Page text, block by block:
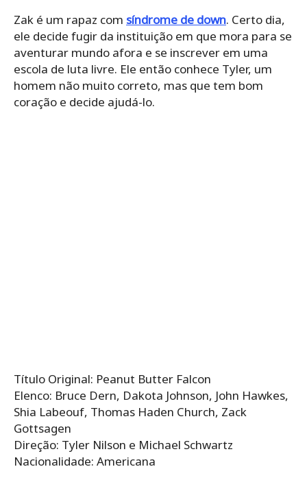
Zak é um rapaz com síndrome de down. Certo dia,
ele decide fugir da instituição em que mora para se
aventurar mundo afora e se inscrever em uma
escola de luta livre. Ele então conhece Tyler, um
homem não muito correto, mas que tem bom
coração e decide ajudá-lo.
Título Original: Peanut Butter Falcon
Elenco: Bruce Dern, Dakota Johnson, John Hawkes,
Shia Labeouf, Thomas Haden Church, Zack
Gottsagen
Direção: Tyler Nilson e Michael Schwartz
Nacionalidade: Americana